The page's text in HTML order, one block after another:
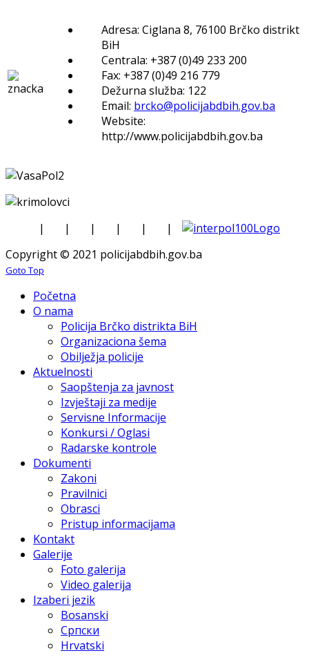
Adresa: Ciglana 8, 76100 Brčko distrikt
BiH
Centrala: +387 (0)49 233 200
Fax: +387 (0)49 216 779
Dežurna služba: 122
Email: brcko@policijabdbih.gov.ba
Website:
http://www.policijabdbih.gov.ba
| | | | |
|
Copyright © 2021 policijabdbih.gov.ba
Goto Top
Početna
O nama
Policija Brčko distrikta BiH
Organizaciona šema
Obilježja policije
Aktuelnosti
Saopštenja za javnost
Izvještaji za medije
Servisne Informacije
Konkursi / Oglasi
Radarske kontrole
Dokumenti
Zakoni
Pravilnici
Obrasci
Pristup informacijama
Kontakt
Galerije
Foto galerija
Video galerija
Izaberi jezik
Bosanski
Српски
Hrvatski